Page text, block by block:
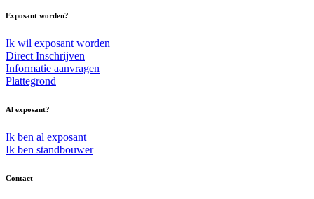
Exposant worden?
Ik wil exposant worden
Direct Inschrijven
Informatie aanvragen
Plattegrond
Al exposant?
Ik ben al exposant
Ik ben standbouwer
Contact